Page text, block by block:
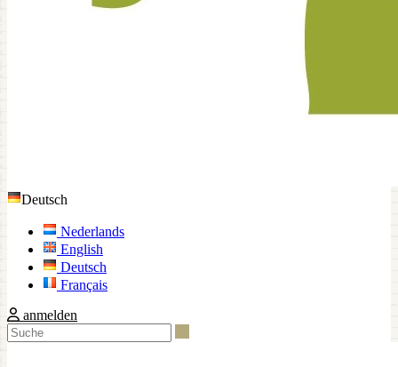
Deutsch
Nederlands
English
Deutsch
Français
anmelden